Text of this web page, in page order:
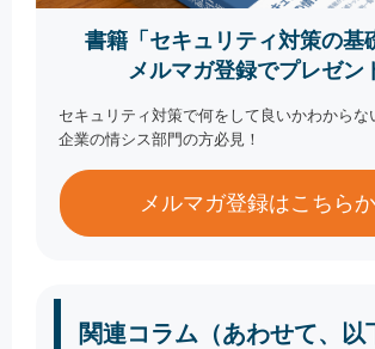
書籍「セキュリティ対策の基
メルマガ登録でプレゼン
セキュリティ対策で何をして良いかわからな
企業の情シス部門の方必見！
メルマガ登録はこちら
関連コラム（あわせて、以